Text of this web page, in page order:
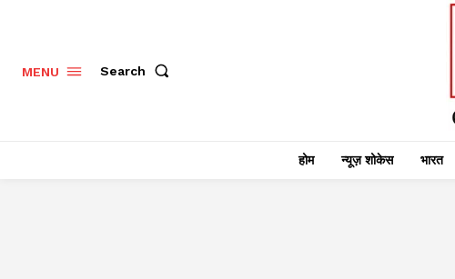
MENU Search
होम न्यूज़ शोकेस भारत